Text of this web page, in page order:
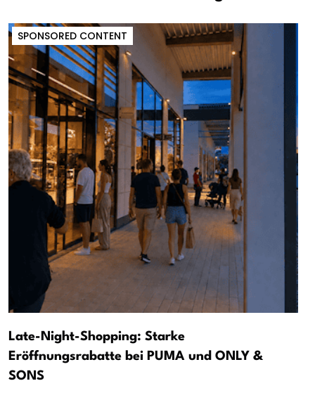
SPONSORED CONTENT
Late-Night-Shopping: Starke
Eröffnungsrabatte bei PUMA und ONLY &
SONS